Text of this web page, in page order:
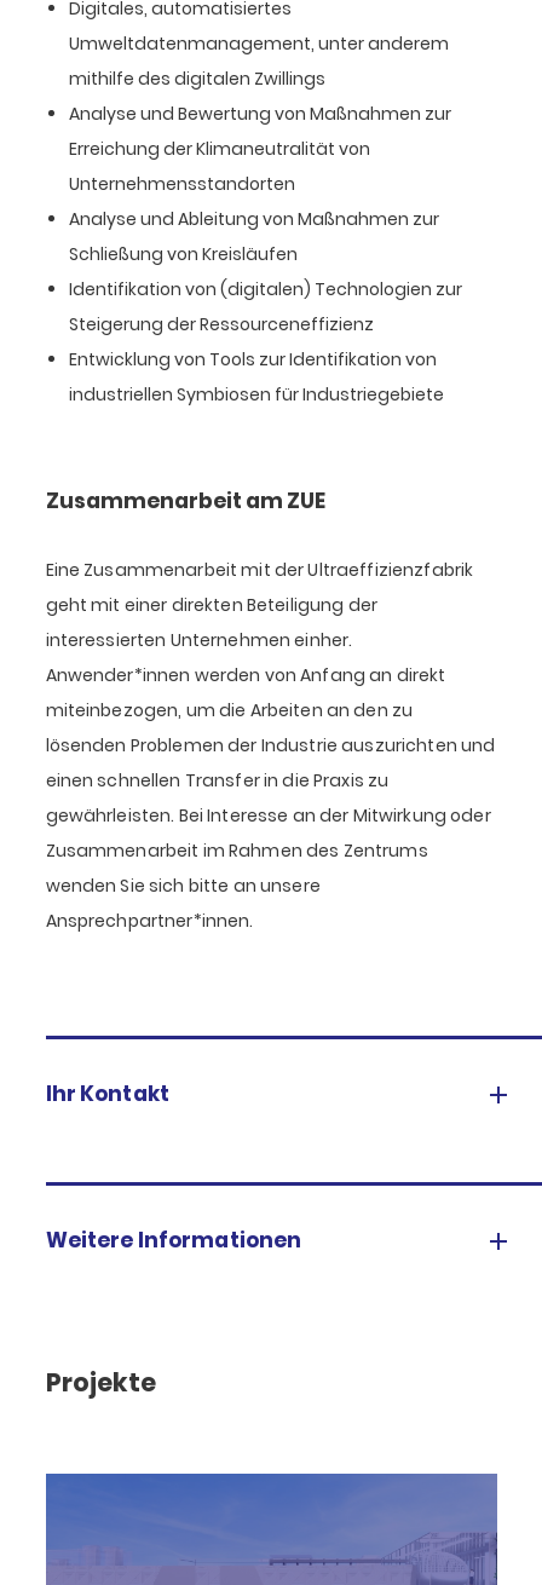
Digitales, automatisiertes
Umweltdatenmanagement, unter anderem
mithilfe des digitalen Zwillings
Analyse und Bewertung von Maßnahmen zur
Erreichung der Klimaneutralität von
Unternehmensstandorten
Analyse und Ableitung von Maßnahmen zur
Schließung von Kreisläufen
Identifikation von (digitalen) Technologien zur
Steigerung der Ressourceneffizienz
Entwicklung von Tools zur Identifikation von
industriellen Symbiosen für Industriegebiete
Zusammenarbeit am ZUE
Eine Zusammenarbeit mit der Ultraeffizienzfabrik
geht mit einer direkten Beteiligung der
interessierten Unternehmen einher.
Anwender*innen werden von Anfang an direkt
miteinbezogen, um die Arbeiten an den zu
lösenden Problemen der Industrie auszurichten und
einen schnellen Transfer in die Praxis zu
gewährleisten. Bei Interesse an der Mitwirkung oder
Zusammenarbeit im Rahmen des Zentrums
wenden Sie sich bitte an unsere
Ansprechpartner*innen.
Ihr Kontakt
Weitere Informationen
Projekte